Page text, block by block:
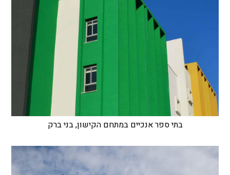
בתי ספר אנכיים במתחם הקישון, בני ברק